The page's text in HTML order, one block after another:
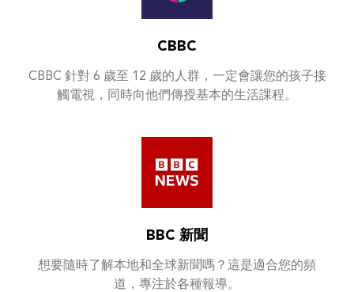
CBBC
CBBC 針對 6 歲至 12 歲的人群，一定會讓您的孩子接
觸電視，同時向他們傳授基本的生活課程。
BBC 新聞
想要隨時了解本地和全球新聞嗎？這是適合您的頻
道，專注於各種報導。